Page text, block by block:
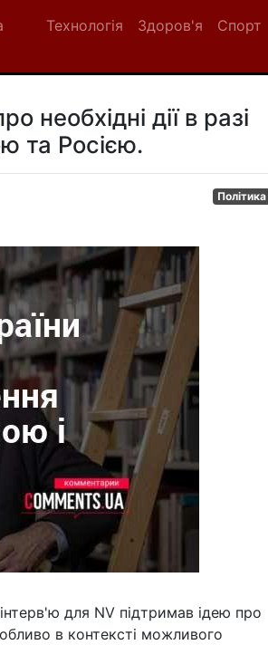
Технологія Здоров'я Спорт
дії в разі
та Росією.
Політика
для NV підтримав ідею про
в контексті можливого